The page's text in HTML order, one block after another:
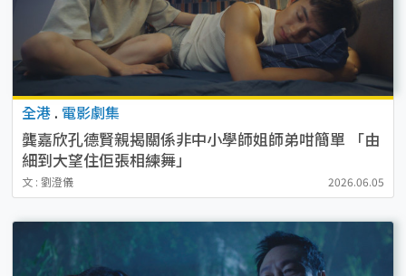
全港 . 電影劇集
龔嘉欣孔德賢親揭關係非中小學師姐師弟咁簡單 「由
細到大望住佢張相練舞」
文 : 劉澄儀 2026.06.05